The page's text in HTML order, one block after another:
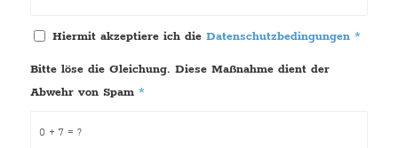
Hiermit akzeptiere ich die Datenschutzbedingungen *
0 + 7 = ?
Bitte löse die Gleichung. Diese Maßnahme dient der
Abwehr von Spam *